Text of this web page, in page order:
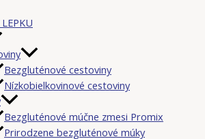
Bezgluténové cestoviny
Nízkobielkovinové cestoviny
Bezgluténové múčne zmesi Promix
Prirodzene bezgluténové múky